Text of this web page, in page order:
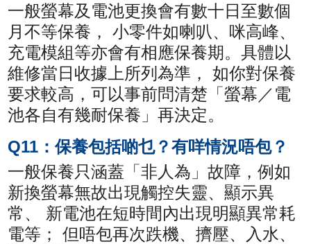
一般螢幕及電池更換會有數十日至數個
月不等保養， 小零件如喇叭、咪高峰、
充電模組等亦會有相應保養期。具體以
維修當日收據上所列為準， 如你對保養
要求較高，可以事前問清楚「螢幕／電
池各自有幾耐保養」再決定。
Q11：保養包括啲乜？有咩情況唔包？
一般保養只涵蓋「非人為」故障，例如
新換螢幕無故出現觸控失靈、顯示異
常、 新電池在短時間內出現明顯異常耗
電等； 但唔包再次跌機、擠壓、入水、